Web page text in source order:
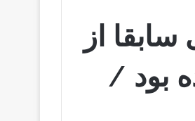
از
بود /